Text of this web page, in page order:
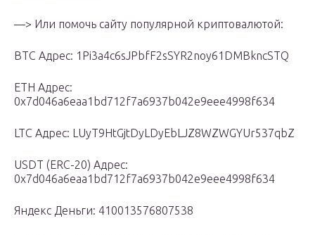
—> Или помочь сайту популярной криптовалютой:
BTC Адрес: 1Pi3a4c6sJPbfF2sSYR2noy61DMBkncSTQ
ETH Адрес:
0x7d046a6eaa1bd712f7a6937b042e9eee4998f634
LTC Адрес: LUyT9HtGjtDyLDyEbLJZ8WZWGYUr537qbZ
USDT (ERC-20) Адрес:
0x7d046a6eaa1bd712f7a6937b042e9eee4998f634
Яндекс Деньги: 410013576807538